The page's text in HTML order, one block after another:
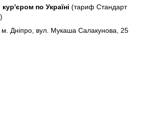
по Україні (тариф Стандарт
м. Дніпро, вул. Мукаша Салакунова, 25